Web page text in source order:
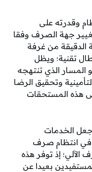
وقدرته على
جهة الصرف وفقا
الدقيقة من غرفة
تقنية؛ ويظل
المسار الذي تنتهجه
وتحقيق الرضا
هذه المستحقات
الخدمات
في انتظام صرف
الآلي؛ إذ توفر هذه
بعيدا عن